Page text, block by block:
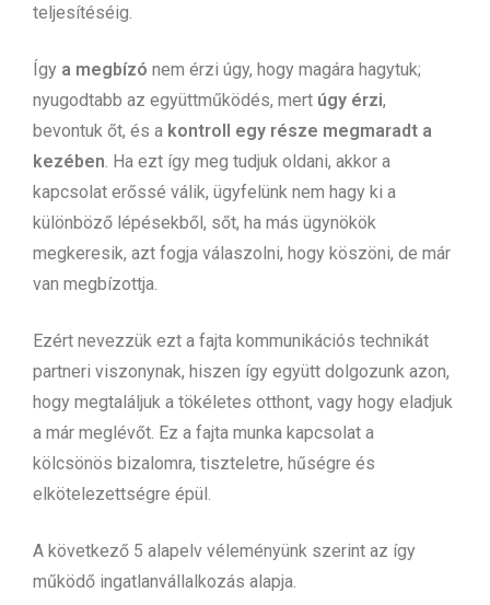
teljesítéséig.
Így a megbízó nem érzi úgy, hogy magára hagytuk;
nyugodtabb az együttműködés, mert úgy érzi,
bevontuk őt, és a kontroll egy része megmaradt a
kezében. Ha ezt így meg tudjuk oldani, akkor a
kapcsolat erőssé válik, ügyfelünk nem hagy ki a
különböző lépésekből, sőt, ha más ügynökök
megkeresik, azt fogja válaszolni, hogy köszöni, de már
van megbízottja.
Ezért nevezzük ezt a fajta kommunikációs technikát
partneri viszonynak, hiszen így együtt dolgozunk azon,
hogy megtaláljuk a tökéletes otthont, vagy hogy eladjuk
a már meglévőt. Ez a fajta munka kapcsolat a
kölcsönös bizalomra, tiszteletre, hűségre és
elkötelezettségre épül.
A következő 5 alapelv véleményünk szerint az így
működő ingatlanvállalkozás alapja.